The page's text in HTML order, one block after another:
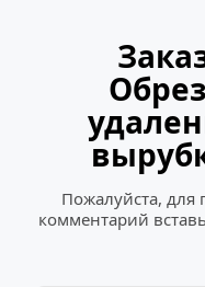
Пожалуйста, для
комментарий